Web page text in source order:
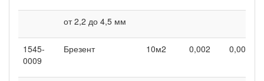
от 2,2 до 4,5 мм
1545-
0009
Брезент 10м2 0,002 0,002